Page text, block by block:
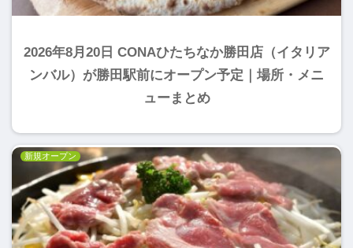
2026年8月20日 CONAひたちなか勝田店（イタリア
ンバル）が勝田駅前にオープン予定｜場所・メニ
ューまとめ
新規オープン